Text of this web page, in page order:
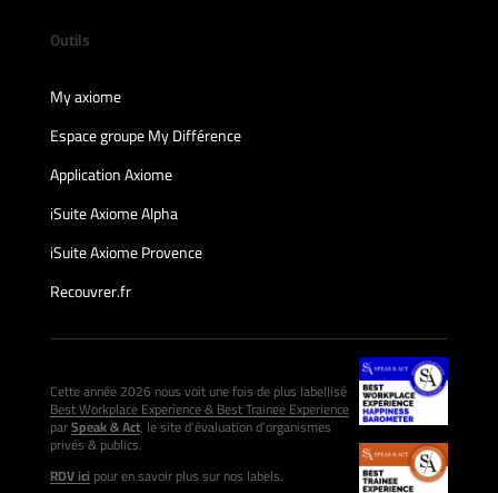
Outils
My axiome
Espace groupe My Différence
Application Axiome
iSuite Axiome Alpha
iSuite Axiome Provence
Recouvrer.fr
Cette année 2026 nous voit une fois de plus labellisé
Best Workplace Experience & Best Trainee Experience
parSpeak & Act, le site d’évaluation d’organismes
privés & publics.
RDV icipour en savoir plus sur nos labels.